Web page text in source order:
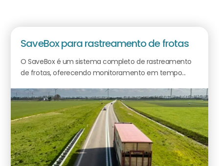
SaveBox para rastreamento de frotas
O SaveBox é um sistema completo de rastreamento
de frotas, oferecendo monitoramento em tempo...